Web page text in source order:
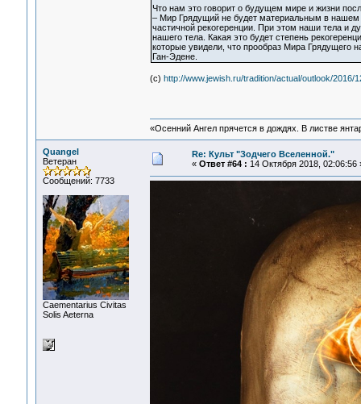
Что нам это говорит о будущем мире и жизни
– Мир Грядущий не будет материальным в
частичной рекогеренции. При этом наши тела и
нашего тела. Какая это будет степень
которые увидели, что прообраз Мира Грядущего
Ган-Эдене.
(c) http://www.jewish.ru/tradition/actual/outlook/2016/
«Осенний Ангел прячется в дождях. В листве
Quangel
Ветеран
Сообщений: 7733
Сaementarius Civitas
Solis Aeterna
Re: Культ "Зодчего Вселенной."
« Ответ #64 : 14 Октября 2018, 02:06:56